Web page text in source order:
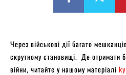
Через військові дії багато
скрутному становищі. Де отримати
війни, читайте у нашому матеріалі